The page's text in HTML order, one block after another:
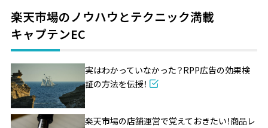
楽天市場のノウハウとテクニック満載
キャプテンEC
実はわかっていなかった？RPP広告の効果検
証の方法を伝授！
楽天市場の店舗運営で覚えておきたい！商品レ